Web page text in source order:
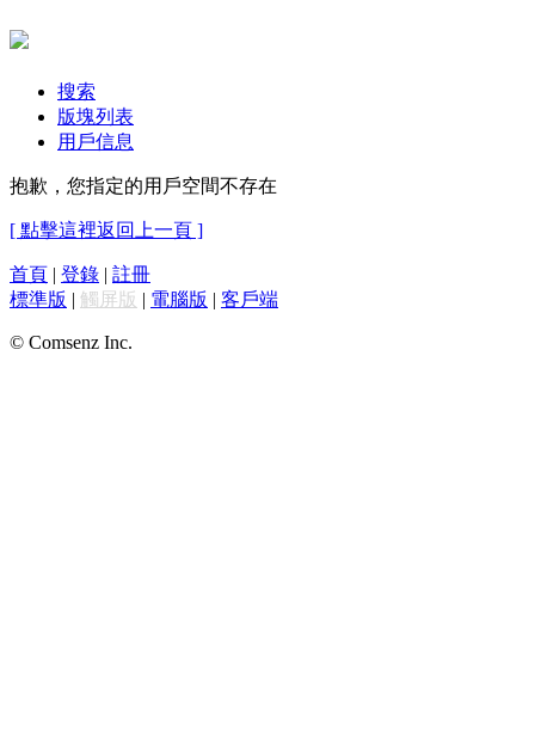
搜索
版塊列表
用戶信息
抱歉，您指定的用戶空間不存在
[ 點擊這裡返回上一頁 ]
首頁 | 登錄 | 註冊
標準版 | 觸屏版 | 電腦版 | 客戶端
© Comsenz Inc.